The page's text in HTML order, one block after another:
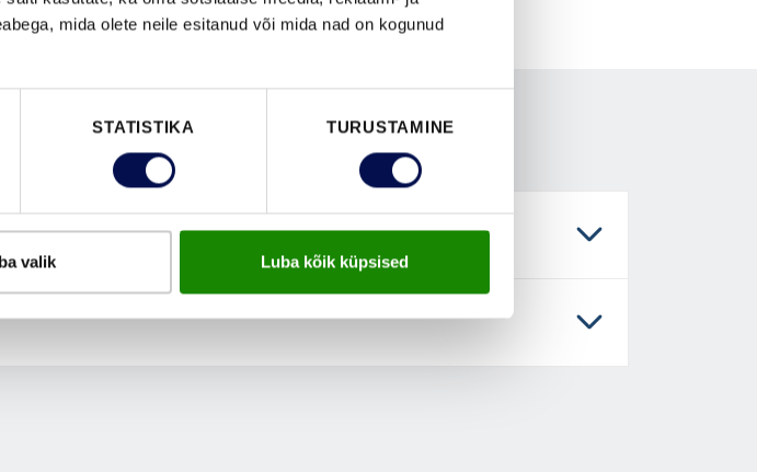
mida olete neile esitanud või mida nad on kogunud
STATISTIKA TURUSTAMINE
valik Luba kõik küpsised